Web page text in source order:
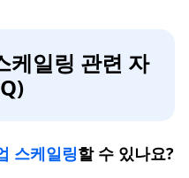
케일링 관련 자
스케일링할 수 있나요?